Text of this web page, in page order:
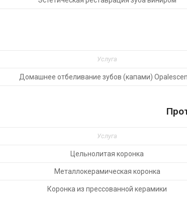
Услуга
Домашнее отбеливание зубов (капами)
Услуга
Цельнолитая коронка
Металлокерамическая коронка
Коронка из прессованной керамики